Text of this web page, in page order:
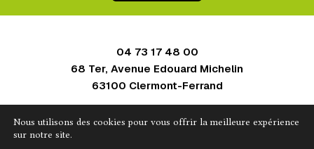
04 73 17 48 00
68 Ter, Avenue Edouard Michelin
63100 Clermont-Ferrand
Nous utilisons des cookies pour vous offrir la meilleure expérience
sur notre site.